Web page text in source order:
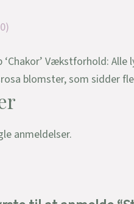
Vækstforhold:
blomster, som sidder
anmeldelser.